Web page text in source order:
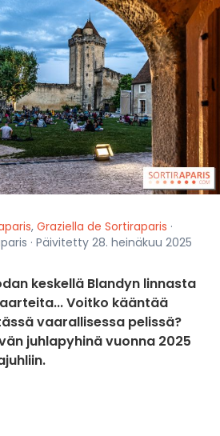
, Graziella de Sortiraparis ·
· Päivitetty 28. heinäkuu 2025
keskellä Blandyn linnasta
Voitko kääntää
vaarallisessa pelissä?
juhlapyhinä vuonna 2025